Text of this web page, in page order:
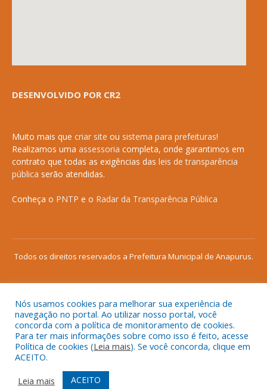
DESENVOLVIDO POR CR2
Muito mais que criar site ou sistema para prefeituras!
Realizamos uma assessoria completa, onde garantimos em
contrato que todas as exigências das leis de transparência
pública serão atendidas.
Conheça o PNTP e o Radar da Transparência Pública
Todos os direitos reservados a Prefeitura Municipal de Anapurus.
Mapa do Site
Acessar Área Administrativa
Acessar o Webmail
Nós usamos cookies para melhorar sua experiência de
navegação no portal. Ao utilizar nosso portal, você
concorda com a política de monitoramento de cookies.
Para ter mais informações sobre como isso é feito, acesse
Política de cookies (Leia mais). Se você concorda, clique em
ACEITO.
Leia mais
ACEITO